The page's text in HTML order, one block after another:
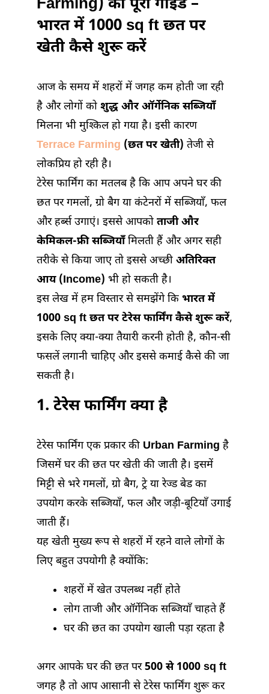
Farming) का पूरा गाइड –
भारत में 1000 sq ft छत पर
खेती कैसे शुरू करें
आज के समय में शहरों में जगह कम होती जा रही
है और लोगों को शुद्ध और ऑर्गेनिक सब्जियाँ
मिलना भी मुश्किल हो गया है। इसी कारण
Terrace Farming (छत पर खेती) तेजी से
लोकप्रिय हो रही है।
टेरेस फार्मिंग का मतलब है कि आप अपने घर की
छत पर गमलों, ग्रो बैग या कंटेनरों में सब्जियाँ, फल
और हर्ब्स उगाएं। इससे आपको ताजी और
केमिकल-फ्री सब्जियाँमिलती हैं और अगर सही
तरीके से किया जाए तो इससे अच्छी अतिरिक्त
आय (Income) भी हो सकती है।
इस लेख में हम विस्तार से समझेंगे कि भारत में
1000 sq ft छत पर टेरेस फार्मिंग कैसे शुरू करें,
इसके लिए क्या-क्या तैयारी करनी होती है, कौन-सी
फसलें लगानी चाहिए और इससे कमाई कैसे की जा
सकती है।
1. टेरेस फार्मिंग क्या है
टेरेस फार्मिंग एक प्रकार की Urban Farming है
जिसमें घर की छत पर खेती की जाती है। इसमें
मिट्टी से भरे गमलों, ग्रो बैग, ट्रे या रेज्ड बेड का
उपयोग करके सब्जियाँ, फल और जड़ी-बूटियाँ उगाई
जाती हैं।
यह खेती मुख्य रूप से शहरों में रहने वाले लोगों के
लिए बहुत उपयोगी है क्योंकि:
शहरों में खेत उपलब्ध नहीं होते
लोग ताजी और ऑर्गेनिक सब्जियाँ चाहते हैं
घर की छत का उपयोग खाली पड़ा रहता है
अगर आपके घर की छत पर500 से 1000 sq ft
जगह है तो आप आसानी से टेरेस फार्मिंग शुरू कर